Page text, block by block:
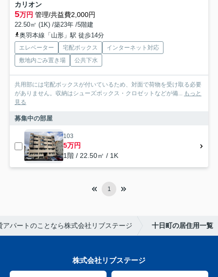
カリオン
5万円 管理/共益費2,000円
22.50㎡ (1K) /築23年 /5階建
奥羽本線「山形」駅 徒歩14分
エレベーター 宅配ボックス
インターネット対応
敷地内ごみ置き場
公共下水
共用部には宅配ボックスが付いているため、対面で荷物を受け取る必要
がありません。収納はシューズボックス・クロゼットなどが備... もっと
見る
募集中の部屋
103
5万円
1階 / 22.50㎡ / 1K
1
アパートのことなら株式会社リブステージ 十日町の居住用一覧
株式会社リブステージ